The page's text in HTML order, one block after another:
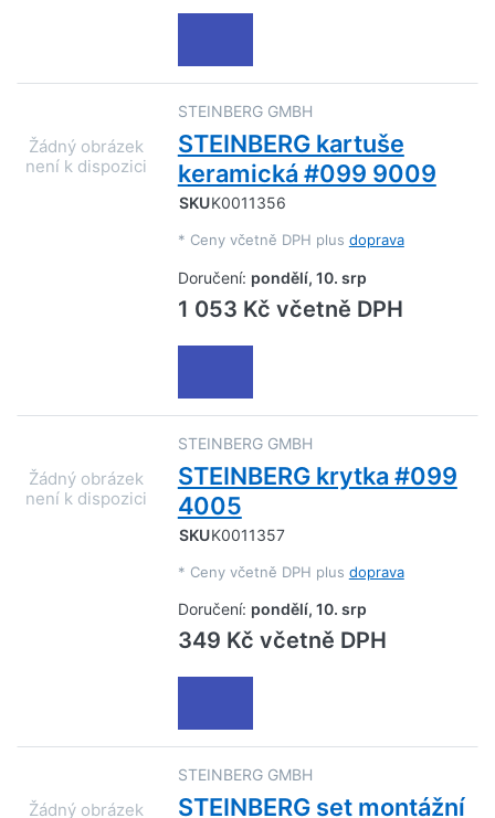
STEINBERG GMBH
STEINBERG kartuše
keramická #099 9009
SKUK0011356
* Ceny včetně DPH plus doprava
Doručení: pondělí, 10. srp
1 053 Kč včetně DPH
STEINBERG GMBH
STEINBERG krytka #099
4005
SKUK0011357
* Ceny včetně DPH plus doprava
Doručení: pondělí, 10. srp
349 Kč včetně DPH
STEINBERG GMBH
STEINBERG set montážní